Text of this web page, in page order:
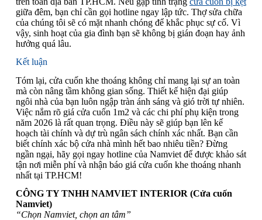
giữa đêm, bạn chỉ cần gọi hotline ngay lập tức. Thợ sửa chữa
của chúng tôi sẽ có mặt nhanh chóng để khắc phục sự cố. Vì
vậy, sinh hoạt của gia đình bạn sẽ không bị gián đoạn hay ảnh
hưởng quá lâu.
Kết luận
Tóm lại, cửa cuốn khe thoáng không chỉ mang lại sự an toàn
mà còn nâng tầm không gian sống. Thiết kế hiện đại giúp
ngôi nhà của bạn luôn ngập tràn ánh sáng và gió trời tự nhiên.
Việc nắm rõ giá cửa cuốn 1m2 và các chi phí phụ kiện trong
năm 2026 là rất quan trọng. Điều này sẽ giúp bạn lên kế
hoạch tài chính và dự trù ngân sách chính xác nhất. Bạn cần
biết chính xác bộ cửa nhà mình hết bao nhiêu tiền? Đừng
ngần ngại, hãy gọi ngay hotline của Namviet để được khảo sát
tận nơi miễn phí và nhận báo giá cửa cuốn khe thoáng nhanh
nhất tại TP.HCM!
CÔNG TY TNHH NAMVIET INTERIOR (Cửa cuốn
Namviet)
“Chọn Namviet, chọn an tâm”